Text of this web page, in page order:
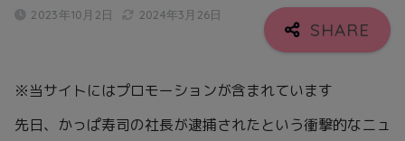
2023年10月2日 2024年3月26日
※当サイトにはプロモーションが含まれています
先日、かっぱ寿司の社長が逮捕されたという衝撃的なニュ